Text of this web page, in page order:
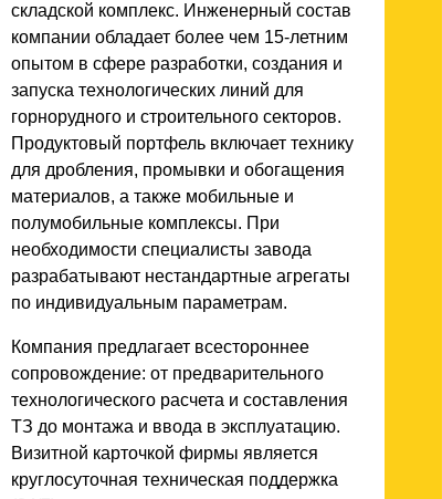
складской комплекс. Инженерный состав
компании обладает более чем 15-летним
опытом в сфере разработки, создания и
запуска технологических линий для
горнорудного и строительного секторов.
Продуктовый портфель включает технику
для дробления, промывки и обогащения
материалов, а также мобильные и
полумобильные комплексы. При
необходимости специалисты завода
разрабатывают нестандартные агрегаты
по индивидуальным параметрам.
Компания предлагает всестороннее
сопровождение: от предварительного
технологического расчета и составления
ТЗ до монтажа и ввода в эксплуатацию.
Визитной карточкой фирмы является
круглосуточная техническая поддержка